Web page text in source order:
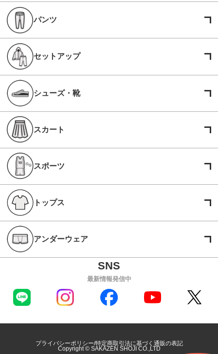
パンツ
セットアップ
シューズ・靴
スカート
スポーツ
トップス
アンダーウェア
最新情報発信中
プライバシーポリシー 特定商取引法に基づく通販の表記
Copyright © SAKAZEN SHOJI CO.,LTD